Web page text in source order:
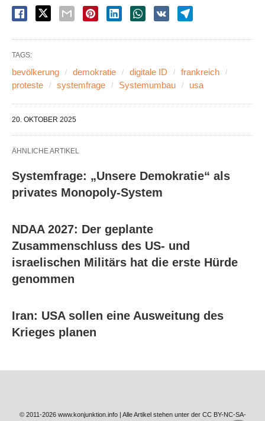
TAGS:
bevölkerung demokratie digitale ID
frankreich
proteste
systemfrage Systemumbau usa
20. OKTOBER 2025
ÄHNLICHE ARTIKEL
Systemfrage: „Unsere Demokratie“ als
privates Monopoly-System
NDAA 2027: Der geplante
Zusammenschluss des US- und
israelischen Militärs hat die erste Hürde
genommen
Iran: USA sollen eine Ausweitung des
Krieges planen
© 2011-2026 www.konjunktion.info | Alle Artikel stehen unter der CC BY-NC-SA-